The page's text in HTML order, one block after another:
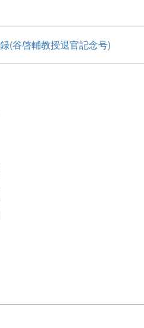
(谷啓輔教授退官記念号)